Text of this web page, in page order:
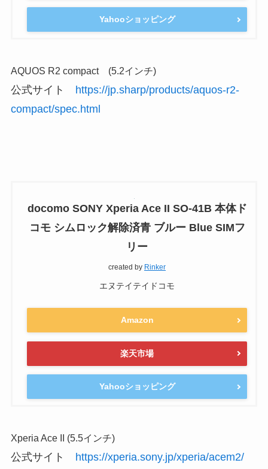
Yahooショッピング
AQUOS R2 compact (5.2インチ)
公式サイト
https://jp.sharp/products/aquos-r2-
compact/spec.html
docomo SONY Xperia Ace II SO-41B 本体ド
コモ シムロック解除済青 ブルー Blue SIMフ
リー
created by Rinker
エヌテイテイドコモ
Amazon
楽天市場
Yahooショッピング
Xperia Ace II (5.5インチ)
公式サイト https://xperia.sony.jp/xperia/acem2/